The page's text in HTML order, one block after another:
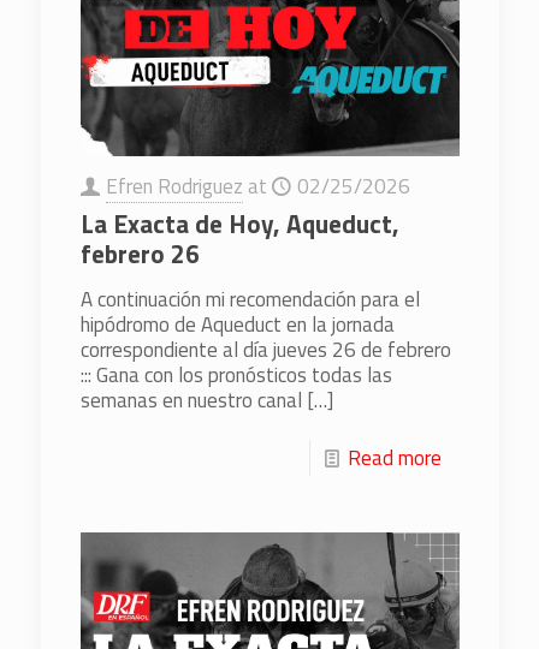
Efren Rodriguez at 02/25/2026
La Exacta de Hoy, Aqueduct,
febrero 26
A continuación mi recomendación para el
hipódromo de Aqueduct en la jornada
correspondiente al día jueves 26 de febrero
::: Gana con los pronósticos todas las
semanas en nuestro canal […]
Read more